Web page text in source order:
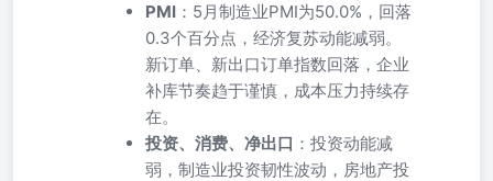
PMI ：5月制造业PMI为50.0%，回落
0.3个百分点，经济复苏动能减弱。
新订单、新出口订单指数回落，企业
补库节奏趋于谨慎，成本压力持续存
在。
投资、消费、净出口 ：投资动能减
弱，制造业投资韧性波动，房地产投